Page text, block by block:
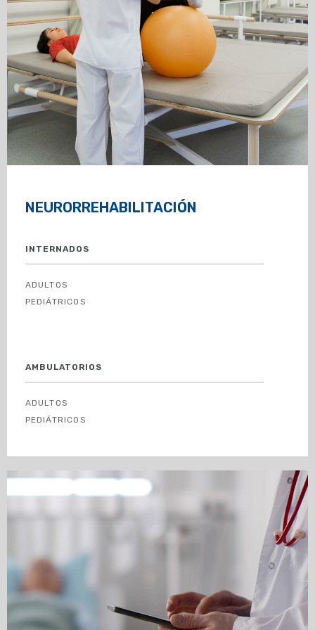
MAS INFORMACIÓN
MAS INFORMACIÓN
MAS INFORMACIÓN
NEURORREHABILITACIÓN
INTERNADOS
ADULTOS
PEDIÁTRICOS
AMBULATORIOS
ADULTOS
PEDIÁTRICOS